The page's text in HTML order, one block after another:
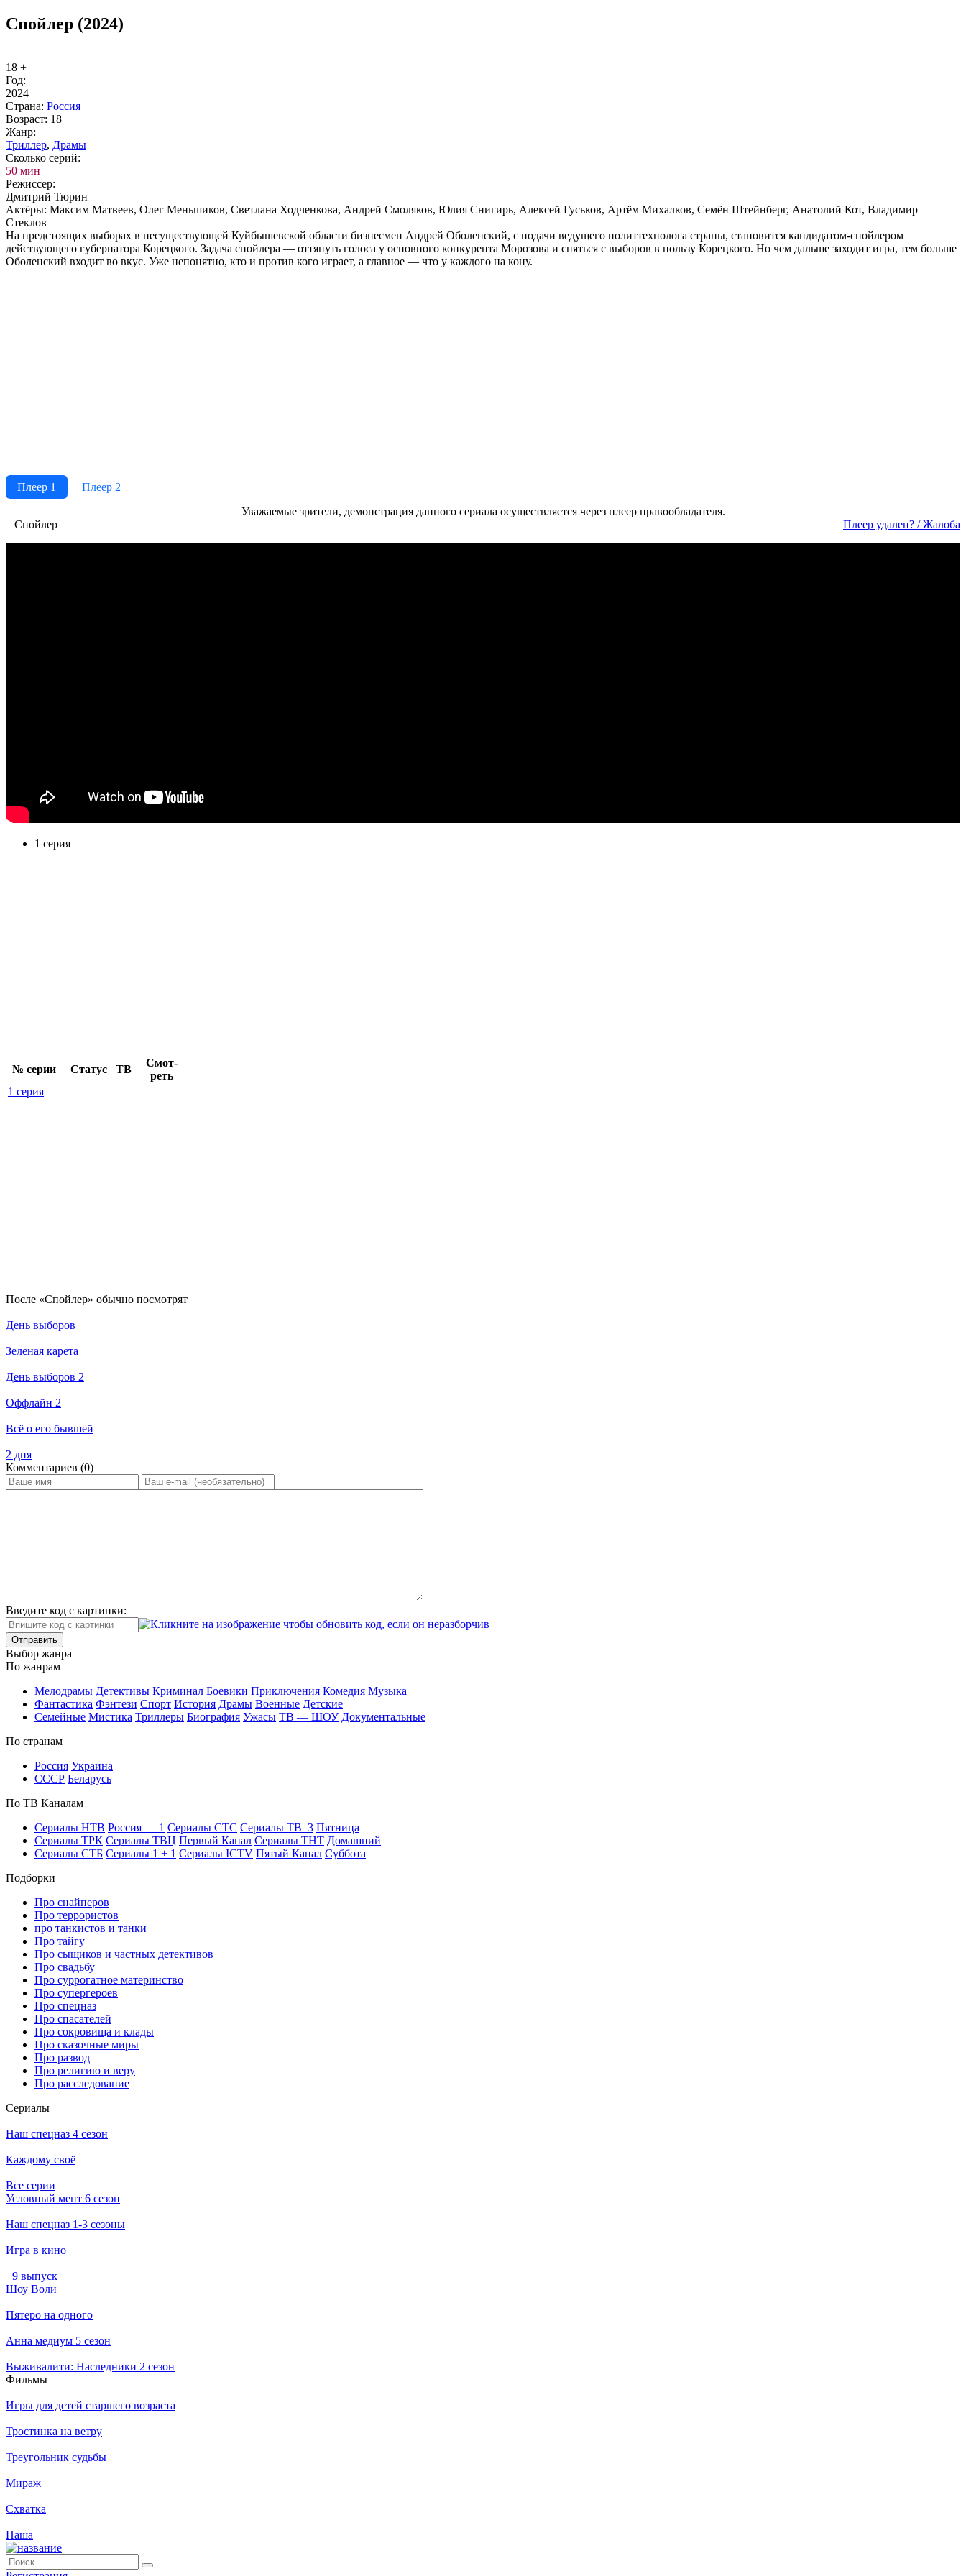
Спойлер (2024)
18 +
Год:
2024
Стра­на: Рос­сия
Воз­раст: 18 +
Жанр:
Трил­лер, Дра­мы
Сколь­ко се­рий:
50 мин
Ре­жис­сер:
Дмитрий Тюрин
Ак­тё­ры: Максим Матвеев, Олег Меньшиков, Светлана Ходченкова, Андрей Смоляков, Юлия Снигирь, Алексей Гуськов, Артём Михалков, Семён Штейнберг, Анатолий Кот, Владимир
Стеклов
На предстоящих выборах в несуществующей Куйбышевской области бизнесмен Андрей Оболенский, с подачи ведущего политтехнолога страны, становится кандидатом-спойлером
действующего губернатора Корецкого. Задача спойлера — оттянуть голоса у основного конкурента Морозова и сняться с выборов в пользу Корецкого. Но чем дальше заходит игра, тем больше
Оболенский входит во вкус. Уже непонятно, кто и против кого играет, а главное — что у каждого на кону.
Плеер 1
Плеер 2
Ува­жае­мые зри­те­ли, де­мон­ст­ра­ция дан­но­го се­риа­ла осу­ще­ст­в­ля­ет­ся че­рез пле­ер пра­во­об­ла­да­те­ля.
Спойлер
Пле­ер уда­лен? / Жа­ло­ба
1 серия
№ се­рии Ста­тус ТВ
Смот­
реть
1 серия
—
По­сле «Спойлер» обыч­но по­смот­рят
День выборов
Зеленая карета
День выборов 2
Оффлайн 2
Всё о его бывшей
2 дня
Ком­мен­та­ри­ев (0)
Введите код с картинки:
Отправить
Вы­бор жан­ра
По жан­рам
Ме­ло­дра­мы Де­тек­ти­вы Кри­ми­нал Бое­ви­ки При­клю­че­ния Ко­ме­дия Му­зы­ка
Фан­та­сти­ка Фэн­те­зи Спорт Ис­то­рия Дра­мы Во­ен­ные Дет­ские
Се­мей­ные Мис­ти­ка Трил­ле­ры Био­гра­фия Ужа­сы ТВ — ШОУ До­ку­мен­таль­ные
По стра­нам
Рос­сия Ук­раи­на
СССР Бе­ла­русь
По ТВ Ка­на­лам
Се­риа­лы НТВ Рос­сия — 1 Се­риа­лы СТС Се­риа­лы ТВ–3 Пят­ни­ца
Се­риа­лы ТРК Се­риа­лы ТВЦ Пер­вый Ка­нал Се­риа­лы ТНТ До­маш­ний
Се­риа­лы СТБ Се­риа­лы 1 + 1 Се­риа­лы ICTV Пя­тый Ка­нал Суб­бо­та
Подборки
Про снайперов
Про террористов
про танкистов и танки
Про тайгу
Про сыщиков и частных детективов
Про свадьбу
Про суррогатное материнство
Про супергероев
Про спецназ
Про спасателей
Про сокровища и клады
Про сказочные миры
Про развод
Про религию и веру
Про расследование
Се­риа­лы
Наш спецназ 4 сезон
Каждому своё
Все серии
Условный мент 6 сезон
Наш спецназ 1-3 сезоны
Игра в кино
+9 выпуск
Шоу Воли
Пятеро на одного
Анна медиум 5 сезон
Выживалити: Наследники 2 сезон
Филь­мы
Игры для детей старшего возраста
Тростинка на ветру
Треугольник судьбы
Мираж
Схватка
Паша